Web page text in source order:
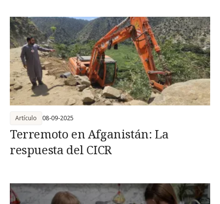
Terremoto en Afganistán: La
respuesta del CICR
Artículo 08-09-2025